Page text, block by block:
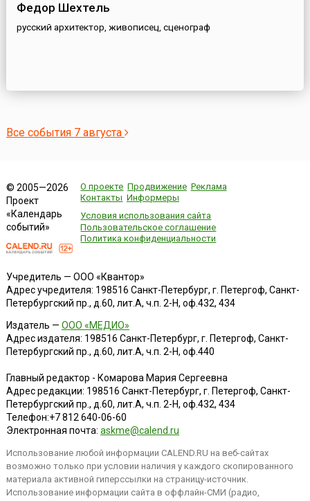
Федор Шехтель
русский архитектор, живописец, сценограф
Все события 7 августа
© 2005—2026
Проект
«Календарь
событий»
О проекте Продвижение Реклама
Контакты Информеры
Условия использования сайта
Пользовательское соглашение
Политика конфиденциальности
Учредитель — ООО «Квантор»
Адрес учредителя: 198516 Санкт-Петербург, г. Петергоф, Санкт-
Петербургский пр., д.60, лит.А, ч.п. 2-Н, оф.432, 434
Издатель — ООО «МЕДИО»
Адрес издателя: 198516 Санкт-Петербург, г. Петергоф, Санкт-
Петербургский пр., д.60, лит.А, ч.п. 2-Н, оф.440
Главный редактор - Комарова Мария Сергеевна
Адрес редакции: 198516 Санкт-Петербург, г. Петергоф, Санкт-
Петербургский пр., д.60, лит.А, ч.п. 2-Н, оф.432, 434
Телефон:+7 812 640-06-60
Электронная почта: askme@calend.ru
Использование любой информации CALEND.RU на веб-сайтах
возможно только при условии наличия у каждого скопированного
материала активной гиперссылки на страницу-источник.
Использование информации сайта в оффлайн-СМИ (радио,